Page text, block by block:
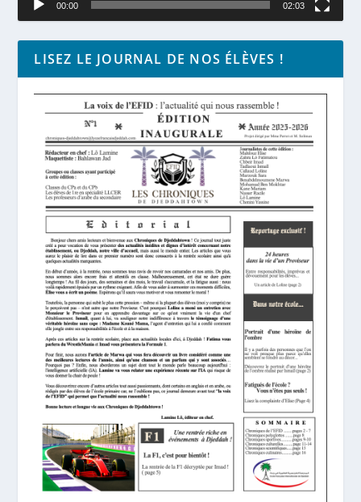
00:00 02:03
LISEZ LE JOURNAL DE NOS ÉLÈVES !